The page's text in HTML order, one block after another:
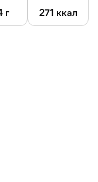
г 271 ккал